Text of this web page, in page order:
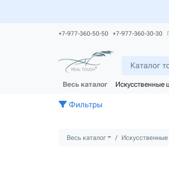
+7-977-360-50-50 +7-977-360-30-30
Каталог
Весь каталог Искусственные
Фильтры
Весь каталог Искусственные